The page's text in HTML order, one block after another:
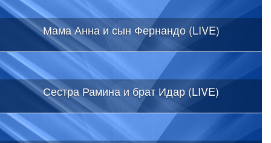
Мама Анна и сын Фернандо (LIVE)
Сестра Рамина и брат Идар (LIVE)